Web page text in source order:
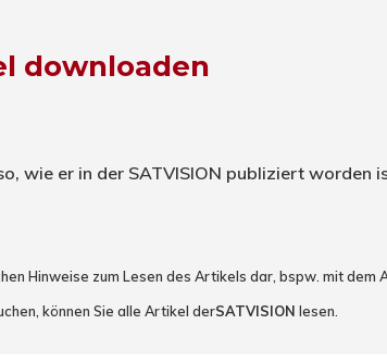
downloaden
wie er in der SATVISION publiziert worden
Hinweise zum Lesen des Artikels dar, bspw. mit dem
können Sie alle Artikel derSATVISION lesen.